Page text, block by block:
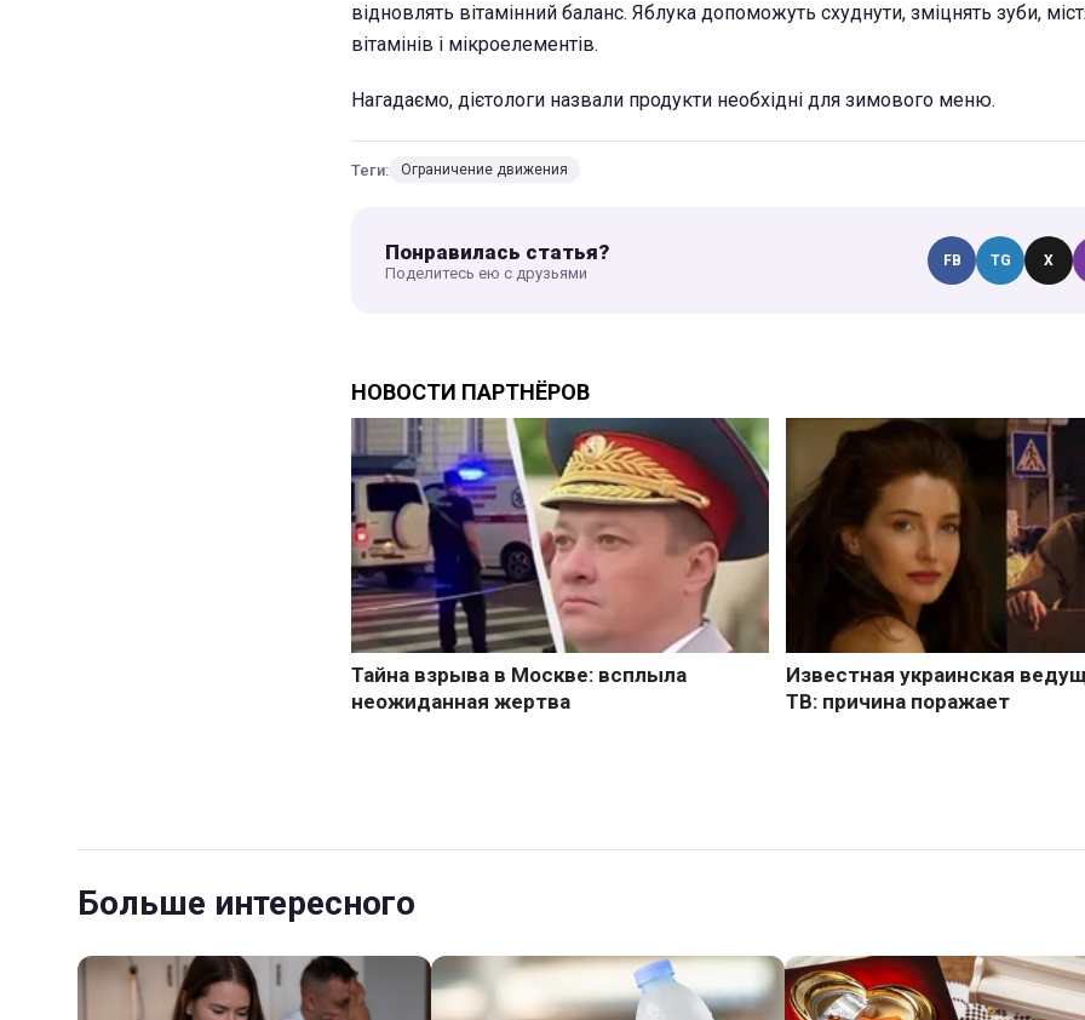
відновлять вітамінний баланс. Яблука допоможуть схуднути, зміцнять зуби,
вітамінів і мікроелементів.
Нагадаємо, дієтологи назвали продукти необхідні для зимового меню.
Теги: Ограничение движения
Понравилась статья?
Поделитесь ею с друзьями
FB TG X
Больше интересного